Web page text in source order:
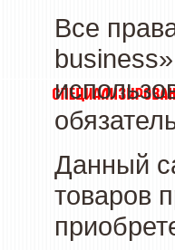
Все
Данный
товаров